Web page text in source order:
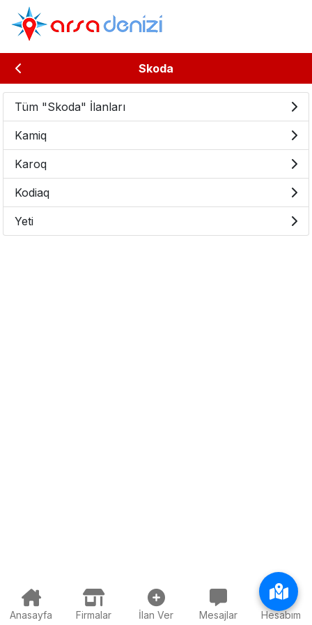
Skoda
Tüm "Skoda" İlanları
Kamiq
Karoq
Kodiaq
Yeti
Anasayfa Firmalar İlan Ver Mesajlar Hesabım